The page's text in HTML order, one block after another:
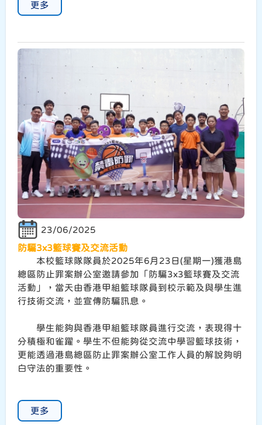
更多
23/06/2025
防騙3x3籃球賽及交流活動
本校籃球隊隊員於2025年6月23日(星期一)獲港島
總區防止罪案辦公室邀請參加「防騙3x3籃球賽及交流
活動」，當天由香港甲組籃球隊員到校示範及與學生進
行技術交流，並宣傳防騙訊息。
學生能夠與香港甲組籃球隊員進行交流，表現得十
分積極和雀躍。學生不但能夠從交流中學習籃球技術，
更能透過港島總區防止罪案辦公室工作人員的解說夠明
白守法的重要性。
更多